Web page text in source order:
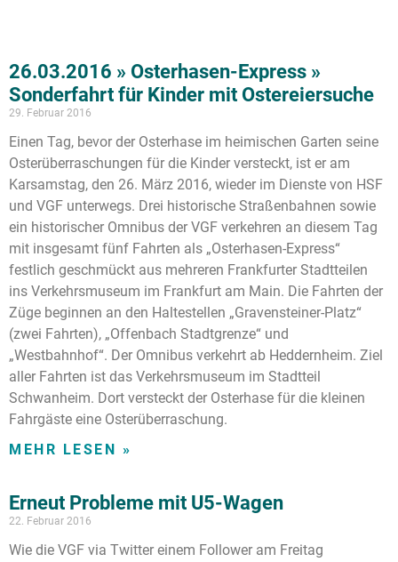
26.03.2016 » Osterhasen-Express »
Sonderfahrt für Kinder mit Ostereiersuche
29. Februar 2016
Einen Tag, bevor der Osterhase im heimischen Garten seine
Osterüberraschungen für die Kinder versteckt, ist er am
Karsamstag, den 26. März 2016, wieder im Dienste von HSF
und VGF unterwegs. Drei historische Straßenbahnen sowie
ein historischer Omnibus der VGF verkehren an diesem Tag
mit insgesamt fünf Fahrten als „Osterhasen-Express“
festlich geschmückt aus mehreren Frankfurter Stadtteilen
ins Verkehrsmuseum im Frankfurt am Main. Die Fahrten der
Züge beginnen an den Haltestellen „Gravensteiner-Platz“
(zwei Fahrten), „Offenbach Stadtgrenze“ und
„Westbahnhof“. Der Omnibus verkehrt ab Heddernheim. Ziel
aller Fahrten ist das Verkehrsmuseum im Stadtteil
Schwanheim. Dort versteckt der Osterhase für die kleinen
Fahrgäste eine Osterüberraschung.
MEHR LESEN »
Erneut Probleme mit U5-Wagen
22. Februar 2016
Wie die VGF via Twitter einem Follower am Freitag